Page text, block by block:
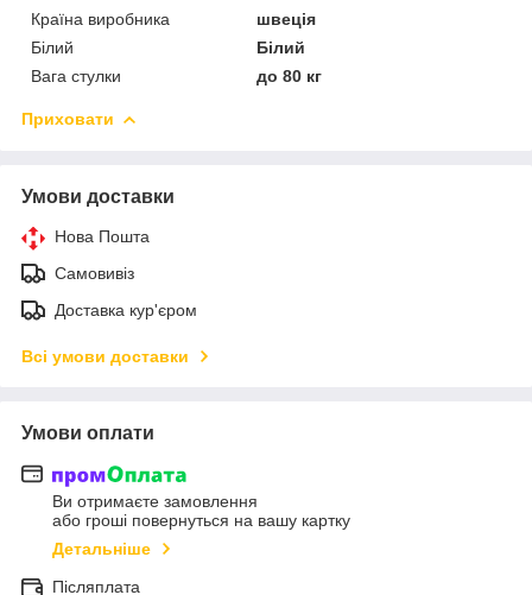
Країна виробника
швеція
Білий
Білий
Вага стулки
до 80 кг
Приховати
Умови доставки
Нова Пошта
Самовивіз
Доставка кур'єром
Всі умови доставки
Умови оплати
Ви отримаєте замовлення
або гроші повернуться на вашу картку
Детальніше
Післяплата